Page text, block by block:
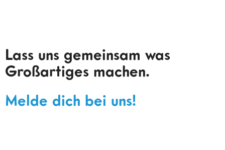
Lass uns gemeinsam was
Großartiges machen.
Melde dich bei uns!